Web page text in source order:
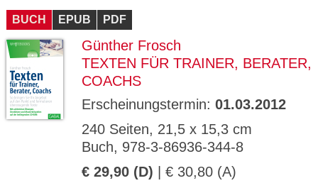
BUCH EPUB PDF
Günther Frosch
TEXTEN FÜR TRAINER, BERATER,
COACHS
Erscheinungstermin: 01.03.2012
240 Seiten, 21,5 x 15,3 cm
Buch, 978-3-86936-344-8
€ 29,90 (D) | € 30,80 (A)